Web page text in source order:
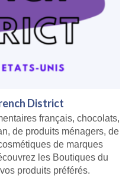
District
français, chocolats,
de produits ménagers, de
de marques
les Boutiques du
produits préférés.